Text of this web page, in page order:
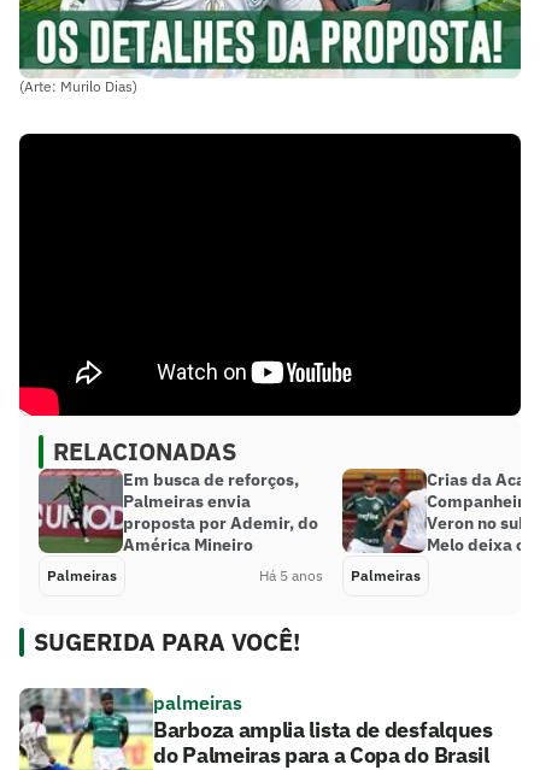
(Arte: Murilo Dias)
RELACIONADAS
Em busca de reforços,
Palmeiras envia
proposta por Ademir, do
América Mineiro
Palmeiras Há 5 anos
Crias da
Companheiro
Veron no
Melo deixa o
Palmeiras
SUGERIDA PARA VOCÊ!
palmeiras
Barboza amplia lista de desfalques
do Palmeiras para a Copa do Brasil